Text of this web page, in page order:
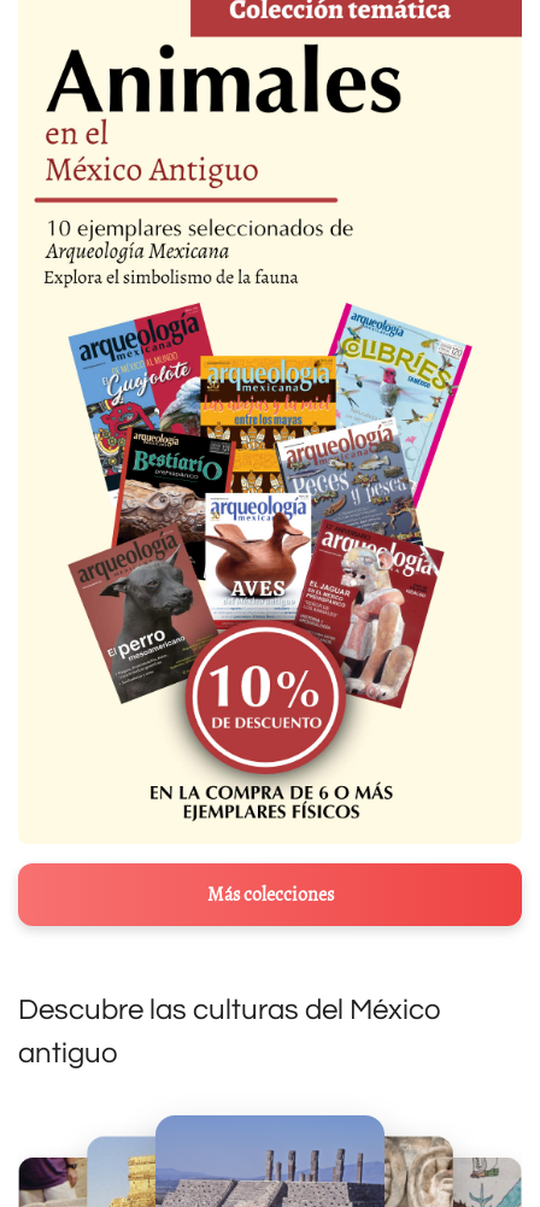
Más colecciones
Descubre las culturas del México
antiguo